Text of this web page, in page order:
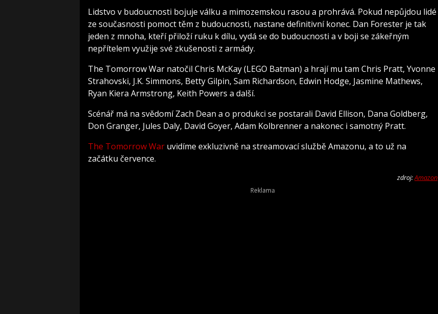
Lidstvo v budoucnosti bojuje válku a mimozemskou rasou a prohrává. Pokud nepůjdou lidé
ze současnosti pomoct těm z budoucnosti, nastane definitivní konec. Dan Forester je tak
jeden z mnoha, kteří přiloží ruku k dílu, vydá se do budoucnosti a v boji se zákeřným
nepřítelem využije své zkušenosti z armády.
The Tomorrow War natočil Chris McKay (LEGO Batman) a hrají mu tam Chris Pratt, Yvonne
Strahovski, J.K. Simmons, Betty Gilpin, Sam Richardson, Edwin Hodge, Jasmine Mathews,
Ryan Kiera Armstrong, Keith Powers a další.
Scénář má na svědomí Zach Dean a o produkci se postarali David Ellison, Dana Goldberg,
Don Granger, Jules Daly, David Goyer, Adam Kolbrenner a nakonec i samotný Pratt.
The Tomorrow War uvidíme exkluzivně na streamovací službě Amazonu, a to už na
začátku července.
zdroj:Amazon